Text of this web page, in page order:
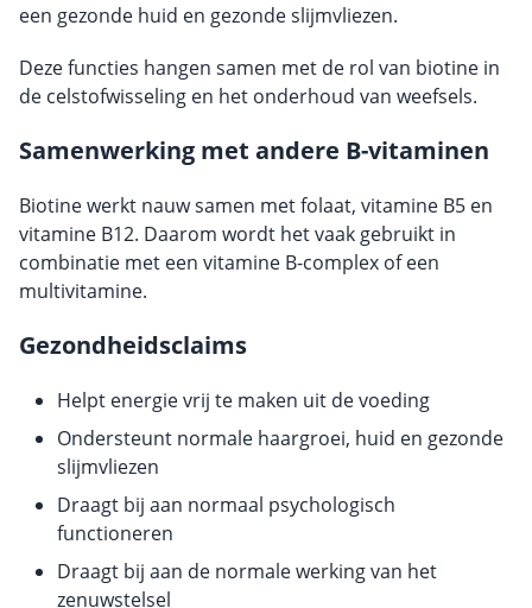
een gezonde huid en gezonde slijmvliezen.
Deze functies hangen samen met de rol van biotine in
de celstofwisseling en het onderhoud van weefsels.
Samenwerking met andere B-vitaminen
Biotine werkt nauw samen met folaat, vitamine B5 en
vitamine B12. Daarom wordt het vaak gebruikt in
combinatie met een vitamine B-complex of een
multivitamine.
Gezondheidsclaims
Helpt energie vrij te maken uit de voeding
Ondersteunt normale haargroei, huid en gezonde
slijmvliezen
Draagt bij aan normaal psychologisch
functioneren
Draagt bij aan de normale werking van het
zenuwstelsel